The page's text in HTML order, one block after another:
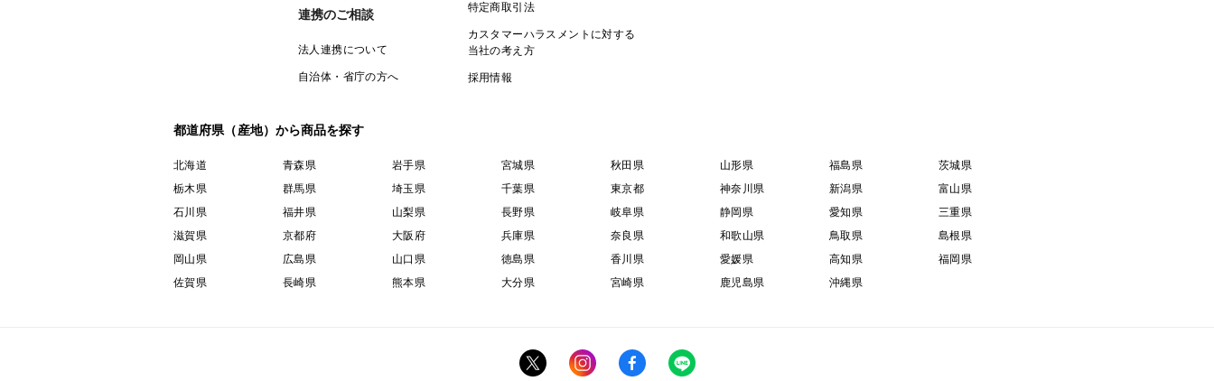
連携のご相談
法人連携について
自治体・省庁の方へ
特定商取引法
カスタマーハラスメントに対する
当社の考え方
採用情報
都道府県（産地）から商品を探す
北海道 青森県 岩手県 宮城県 秋田県 山形県 福島県
茨城県
栃木県
群馬県 埼玉県 千葉県 東京都 神奈川県 新潟県
富山県
石川県
福井県 山梨県 長野県 岐阜県 静岡県 愛知県
三重県
滋賀県
京都府 大阪府 兵庫県 奈良県 和歌山県 鳥取県
島根県
岡山県
広島県 山口県 徳島県 香川県 愛媛県 高知県
福岡県
佐賀県
長崎県 熊本県 大分県 宮崎県 鹿児島県 沖縄県